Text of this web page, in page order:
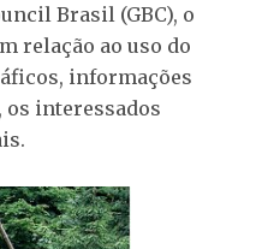
Brasil (GBC), o
relação ao uso do
informações
os interessados